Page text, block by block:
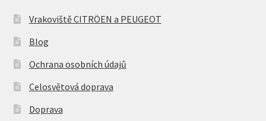
Vrakoviště CITRÖEN a PEUGEOT
Blog
Ochrana osobních údajů
Celosvětová doprava
Doprava